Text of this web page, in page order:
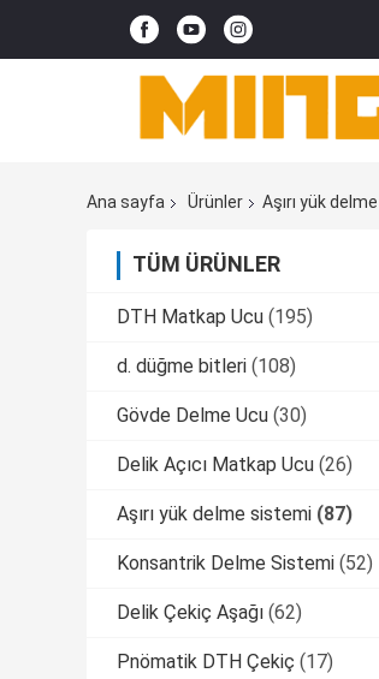
Ana sayfa Ürünler Aşırı yük
TÜM ÜRÜNLER
DTH Matkap Ucu (195)
d. düğme bitleri (108)
Gövde Delme Ucu (30)
Delik Açıcı Matkap Ucu (26)
Aşırı yük delme sistemi (87)
Konsantrik Delme Sistemi (52)
Delik Çekiç Aşağı (62)
Pnömatik DTH Çekiç (17)